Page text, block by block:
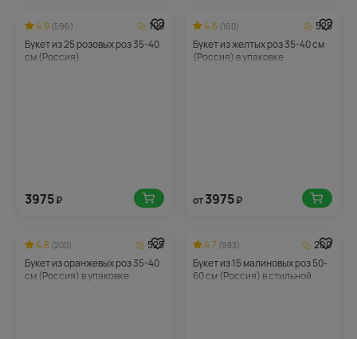
4.9 (596)
199
Букет из 25 розовых роз 35-40
см (Россия)
3975₽
4.6 (160)
525
Букет из желтых роз 35-40 см
(Россия) в упаковке
от3975₽
4.8 (200)
525
Букет из оранжевых роз 35-40
см (Россия) в упаковке
4.7 (983)
200
Букет из 15 малиновых роз 50-
60 см (Россия) в стильной